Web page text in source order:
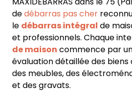
dedébarras pas cher
le débarras intégral de
et professionnels. Chaque
de maison commence par
évaluation détaillée des biens
des meubles, des
et des gravats.